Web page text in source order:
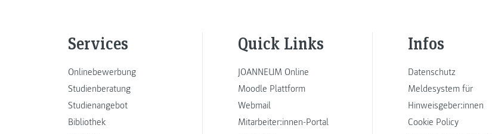
Services
Onlinebewerbung
Studienberatung
Studienangebot
Bibliothek
Quick Links
JOANNEUM Online
Moodle Plattform
Webmail
Mitarbeiter:innen-Portal
Infos
Datenschutz
Meldesystem für
Hinweisgeber:innen
Cookie Policy